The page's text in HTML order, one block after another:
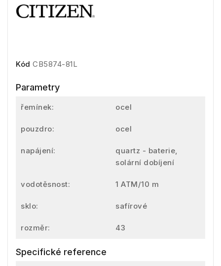
Kód CB5874-81L
Parametry
řemínek: ocel
pouzdro: ocel
napájení:
quartz - baterie,
solární dobíjení
vodotěsnost: 1 ATM/10 m
sklo: safírové
rozměr: 43
Specifické reference